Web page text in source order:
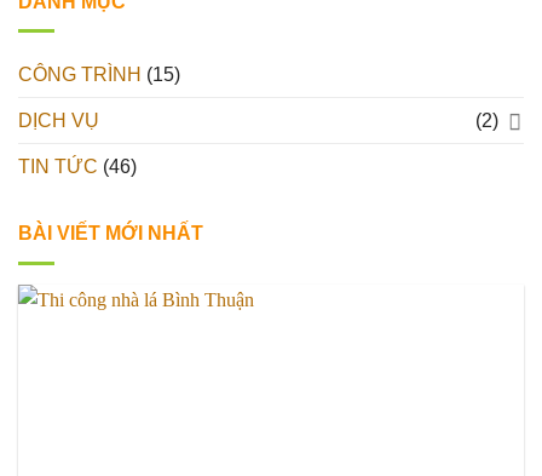
CÔNG TRÌNH (15)
DỊCH VỤ (2)
TIN TỨC (46)
BÀI VIẾT MỚI NHẤT